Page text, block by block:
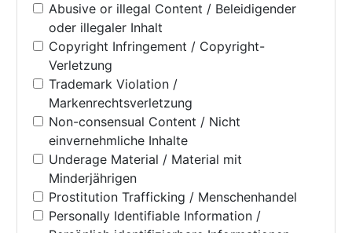
Abusive or illegal Content / Beleidigender
oder illegaler Inhalt
Copyright Infringement / Copyright-
Verletzung
Trademark Violation /
Markenrechtsverletzung
Non-consensual Content / Nicht
einvernehmliche Inhalte
Underage Material / Material mit
Minderjährigen
Prostitution Trafficking / Menschenhandel
Personally Identifiable Information /